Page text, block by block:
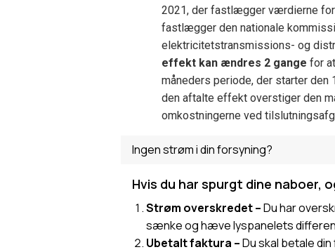
2021, der fastlægger værdierne
fastlægger den nationale
elektricitetstransmissions- og
effekt kan ændres 2 gange for
måneders periode, der starter
den aftalte effekt overstiger den
omkostningerne ved
Ingen strøm i din forsyning?
Hvis du har spurgt dine naboer,
Strøm overskredet –Du har
sænke og hæve lyspanelets
Ubetalt faktura –Du skal betale